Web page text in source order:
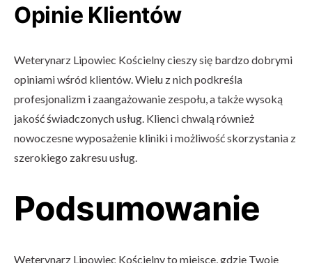
Opinie Klientów
Weterynarz Lipowiec Kościelny cieszy się bardzo dobrymi
opiniami wśród klientów. Wielu z nich podkreśla
profesjonalizm i zaangażowanie zespołu, a także wysoką
jakość świadczonych usług. Klienci chwalą również
nowoczesne wyposażenie kliniki i możliwość skorzystania z
szerokiego zakresu usług.
Podsumowanie
Weterynarz Lipowiec Kościelny to miejsce, gdzie Twoje